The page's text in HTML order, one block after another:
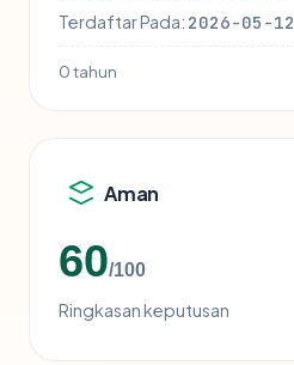
Terdaftar Pada: 2026-05-12
0 tahun
Aman
60/100
Ringkasan keputusan